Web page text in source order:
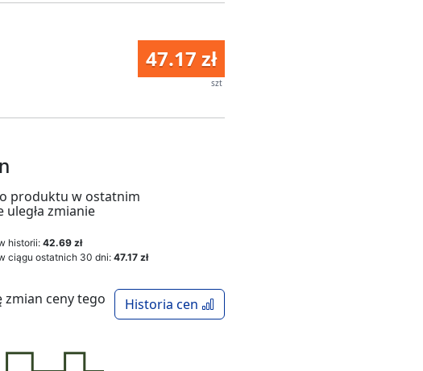
47.17 zł
szt
produktu w ostatnim
uległa zmianie
historii: 42.69 zł
ciągu ostatnich 30 dni: 47.17 zł
Historia cen
ceny tego